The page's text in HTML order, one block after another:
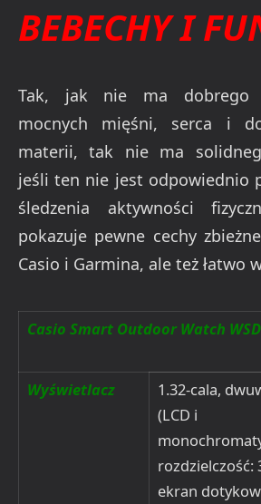
BEBECHY I
Tak, jak nie ma dobrego
mocnych mięśni, serca i
materii, tak nie ma
jeśli ten nie jest odpowiednio
śledzenia aktywności
pokazuje pewne cechy
Casio i Garmina, ale też łatwo
Casio Smart Outdoor Watch
Wyświetlacz
1.32-cala,
(LCD i
rozdzielczość:
ekran